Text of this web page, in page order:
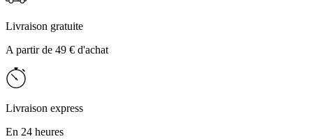
Livraison gratuite
A partir de 49 € d'achat
Livraison express
En 24 heures